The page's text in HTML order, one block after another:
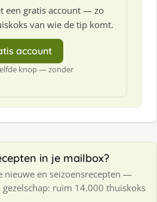
een gratis account — zo
van wie de tip komt.
account
knop — zonder
in je mailbox?
nieuwe en seizoensrecepten —
ruim 14.000 thuiskoks